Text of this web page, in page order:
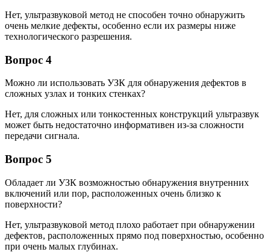
Нет, ультразвуковой метод не способен точно обнаружить
очень мелкие дефекты, особенно если их размеры ниже
технологического разрешения.
Вопрос 4
Можно ли использовать УЗК для обнаружения дефектов в
сложных узлах и тонких стенках?
Нет, для сложных или тонкостенных конструкций ультразвук
может быть недостаточно информативен из-за сложности
передачи сигнала.
Вопрос 5
Обладает ли УЗК возможностью обнаружения внутренних
включений или пор, расположенных очень близко к
поверхности?
Нет, ультразвуковой метод плохо работает при обнаружении
дефектов, расположенных прямо под поверхностью, особенно
при очень малых глубинах.